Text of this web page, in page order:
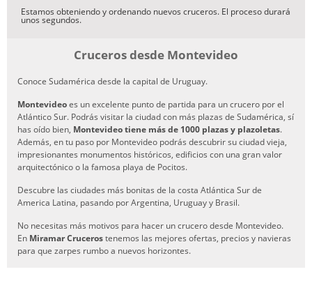
Estamos obteniendo y ordenando nuevos cruceros. El proceso durará
unos segundos.
Cruceros desde Montevideo
Conoce Sudamérica desde la capital de Uruguay.
Montevideoes un excelente punto de partida para un crucero por el
Atlántico Sur. Podrás visitar la ciudad con más plazas de Sudamérica, sí
has oído bien, Montevideo tiene más de 1000 plazas y plazoletas.
Además, en tu paso por Montevideo podrás descubrir su ciudad vieja,
impresionantes monumentos históricos, edificios con una gran valor
arquitectónico o la famosa playa de Pocitos.
Descubre las ciudades más bonitas de la costa Atlántica Sur de
America Latina, pasando por Argentina, Uruguay y Brasil.
No necesitas más motivos para hacer un crucero desde Montevideo.
En Miramar Crucerostenemos las mejores ofertas, precios y navieras
para que zarpes rumbo a nuevos horizontes.